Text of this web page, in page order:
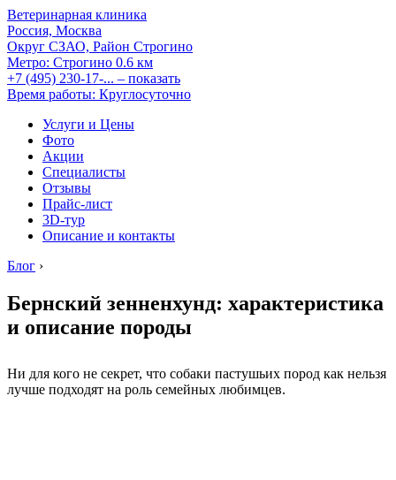
Ветеринарная клиника
Россия, Москва
Округ СЗАО, Район Строгино
Метро: Строгино 0.6 км
+7 (495) 230-17-... – показать
Время работы: Круглосуточно
Услуги и Цены
Фото
Акции
Специалисты
Отзывы
Прайс-лист
3D-тур
Описание и контакты
Блог ›
Бернский зенненхунд: характеристика
и описание породы
Ни для кого не секрет, что собаки пастушьих пород как нельзя
лучше подходят на роль семейных любимцев.